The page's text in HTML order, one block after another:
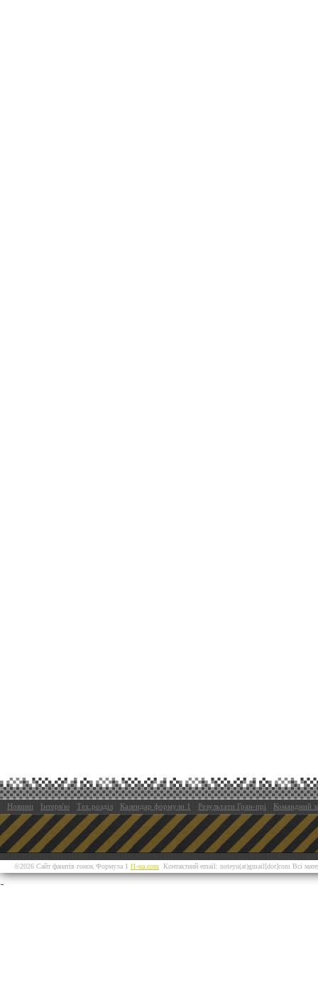
Новини Інтерв'ю Тех.розділ Календар формули 1 Результати Гран-прі Командний
©2026 Сайт фанатів гонок Формула 1 f1-ua.com Контактний email: noteyu(at)gmail[dot]com Всі